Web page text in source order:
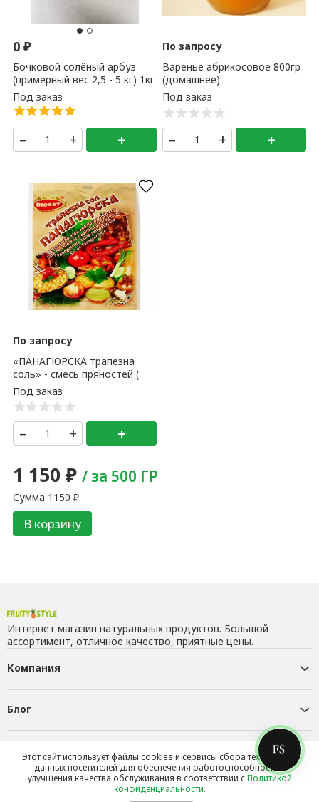
0₽
Бочковой солёный арбуз
(примерный вес 2,5 - 5 кг) 1кг
– + +
По запросу
Варенье абрикосовое 800гр
(домашнее)
– + +
По запросу
«ПАНАГЮРСКА трапезна
соль» - смесь пряностей (
вес упаковки 100 гр ) 5 уп
– + +
1 150₽ / за 500 ГР
Сумма 1150 ₽
В корзину
Интернет магазин натуральных продуктов. Большой
ассортимент, отличное качество, приятные цены.
Компания
Блог
Контакты
Этот сайт использует файлы cookies и сервисы сбора технических
данных посетителей для обеспечения работоспособности и
улучшения качества обслуживания в соответствии сПолитикой
конфиденциальности.